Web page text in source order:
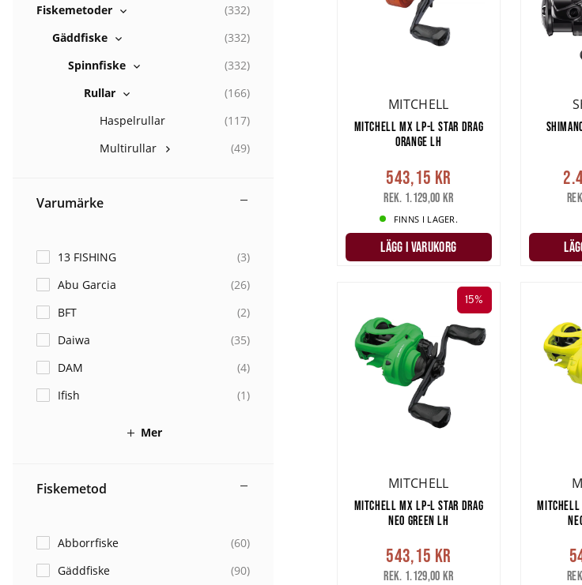
Fiskemetoder
(332)
Gäddfiske
(332)
Spinnfiske
(332)
Rullar
(166)
Haspelrullar
(117)
Multirullar
(49)
Varumärke
13 FISHING (3)
Abu Garcia
(26)
BFT
(2)
Daiwa
(35)
DAM
(4)
Ifish
(1)
Mer
Fiskemetod
Abborrfiske (60)
Gäddfiske
(90)
MITCHELL
MITCHELL MX LP-L STAR DRAG
ORANGE LH
543,15 kr
Rek. 1.129,00 kr
FINNS I LAGER.
LÄGG I VARUKORG
MITCHELL
MITCHELL MX LP-L STAR DRAG
NEO GREEN LH
543,15 kr
Rek. 1.129,00 kr
15%